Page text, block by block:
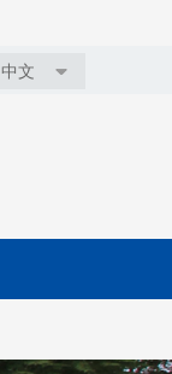
中文